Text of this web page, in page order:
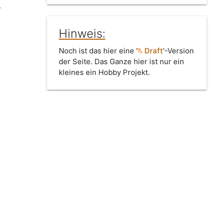
Hinweis:
Noch ist das hier eine ' Draft'-Version
der Seite. Das Ganze hier ist nur ein
kleines ein Hobby Projekt.